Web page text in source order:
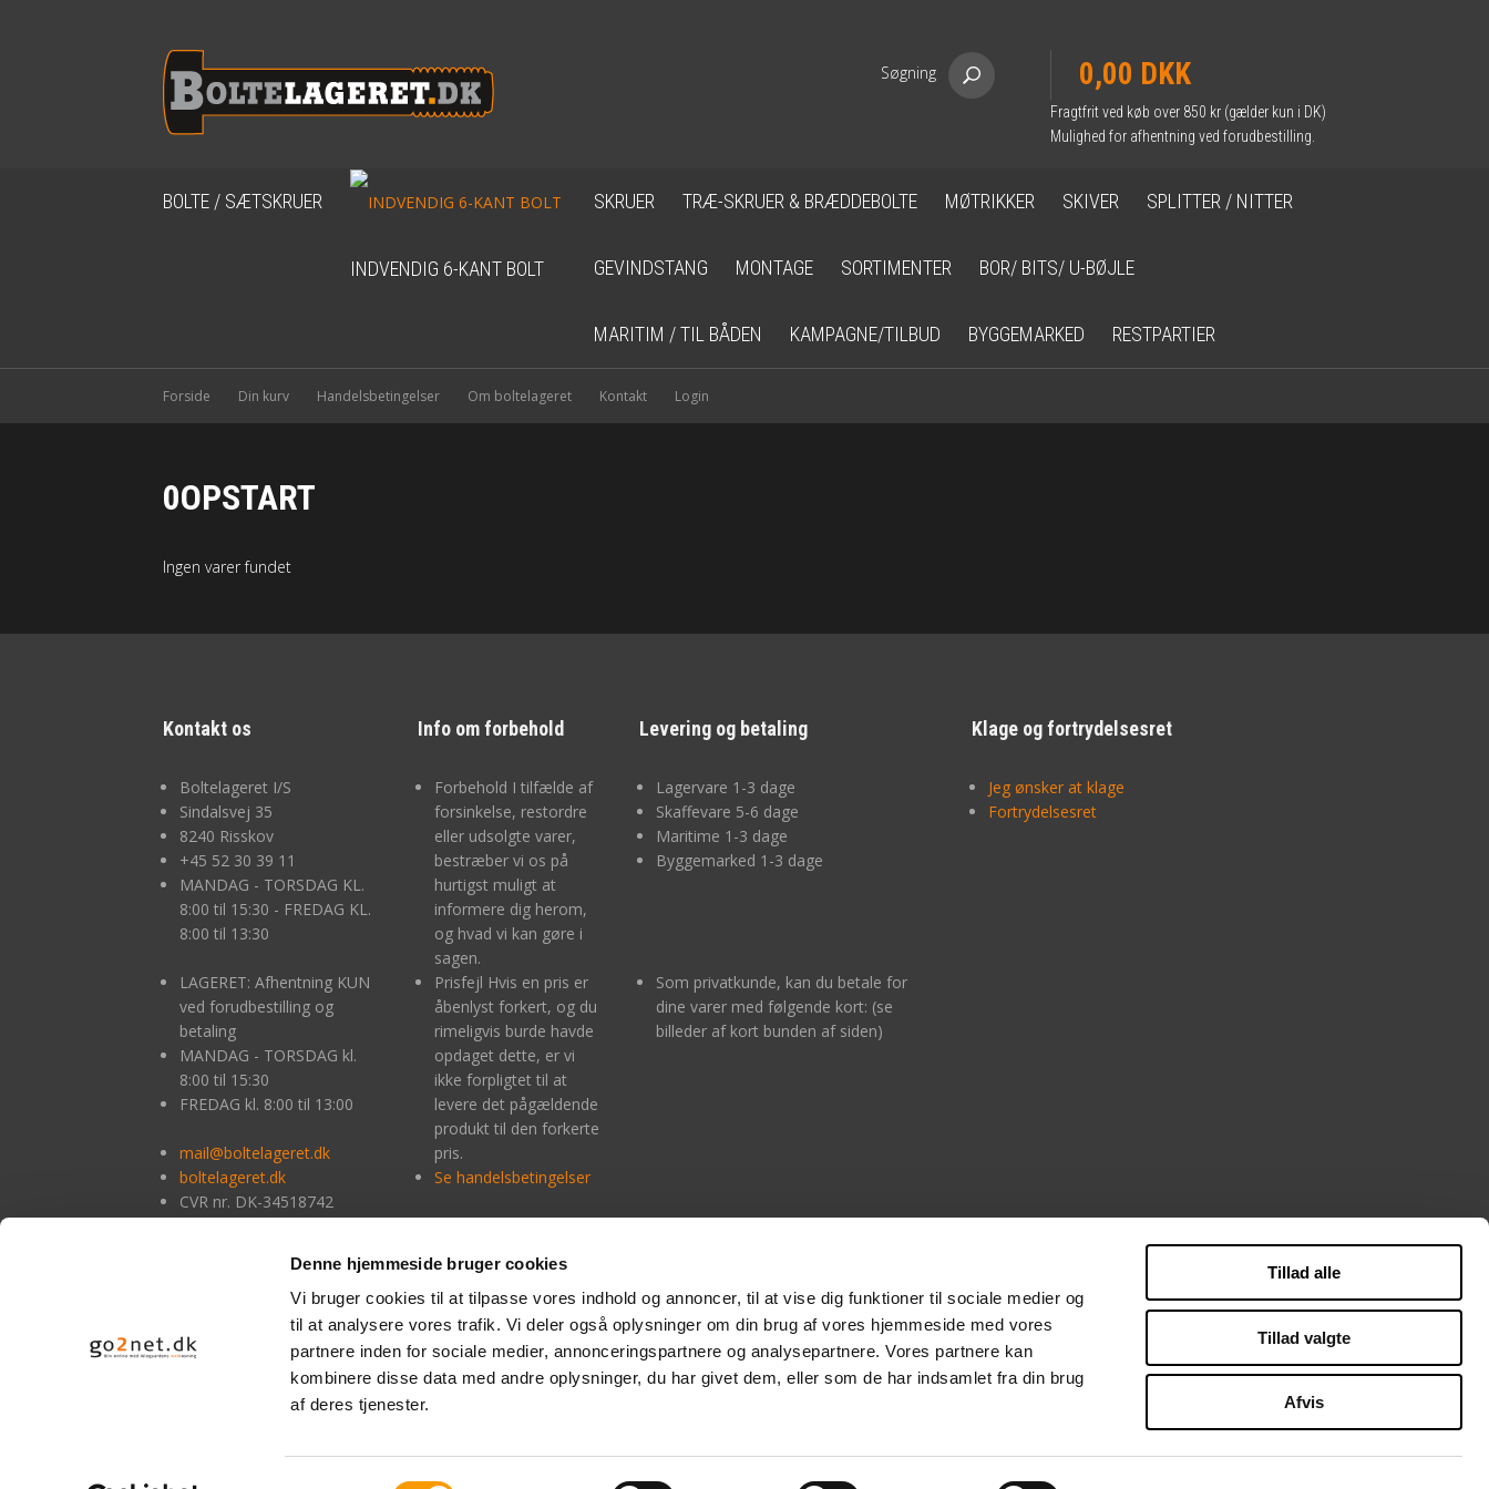
Denne hjemmeside bruger cookies
Vi bruger cookies til at tilpasse vores indhold og annoncer, til at vise dig funktioner til sociale medier og
til at analysere vores trafik. Vi deler også oplysninger om din brug af vores hjemmeside med vores
partnere inden for sociale medier, annonceringspartnere og analysepartnere. Vores partnere kan
kombinere disse data med andre oplysninger, du har givet dem, eller som de har indsamlet fra din brug
af deres tjenester.
Tillad alle
Tillad valgte
Afvis
0,00 DKK
Fragtfrit ved køb over 850 kr (gælder kun i DK)
Mulighed for afhentning ved forudbestilling.
Søgning
BOLTE / SÆTSKRUER
INDVENDIG 6-KANT BOLT
SKRUER TRÆ-SKRUER & BRÆDDEBOLTE MØTRIKKER SKIVER SPLITTER / NITTER
GEVINDSTANG MONTAGE SORTIMENTER BOR/ BITS/ U-BØJLE
MARITIM / TIL BÅDEN KAMPAGNE/TILBUD BYGGEMARKED RESTPARTIER
Forside Din kurv Handelsbetingelser Om boltelageret Kontakt Login
0OPSTART
Ingen varer fundet
Kontakt os
Boltelageret I/S
Sindalsvej 35
8240 Risskov
+45 52 30 39 11
MANDAG - TORSDAG KL.
8:00 til 15:30 - FREDAG KL.
8:00 til 13:30
LAGERET: Afhentning KUN
ved forudbestilling og
betaling
MANDAG - TORSDAG kl.
8:00 til 15:30
FREDAG kl. 8:00 til 13:00
mail@boltelageret.dk
boltelageret.dk
CVR nr. DK-34518742
Info om forbehold
Forbehold I tilfælde af
forsinkelse, restordre
eller udsolgte varer,
bestræber vi os på
hurtigst muligt at
informere dig herom,
og hvad vi kan gøre i
sagen.
Prisfejl Hvis en pris er
åbenlyst forkert, og du
rimeligvis burde havde
opdaget dette, er vi
ikke forpligtet til at
levere det pågældende
produkt til den forkerte
pris.
Se handelsbetingelser
Levering og betaling
Lagervare 1-3 dage
Skaffevare 5-6 dage
Maritime 1-3 dage
Byggemarked 1-3 dage
Som privatkunde, kan du betale for
dine varer med følgende kort: (se
billeder af kort bunden af siden)
Klage og fortrydelsesret
Jeg ønsker at klage
Fortrydelsesret
Visakort Mastercard
Ved bankoverførelse indtast kontonummer:
9233-4577867319
Der kan betales med MobilePay ved afhentning.(Gebyr 10 kr)